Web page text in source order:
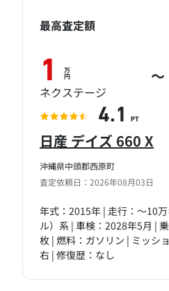
沖縄県中頭郡西原町
査定依頼日：2026年08月03日
日産 デイズ 660 X
年式：2015年 | 走行：～10
ル）系 | 車検：2028年5月 |
枚 | 燃料：ガソリン | ミッシ
右 | 修復歴：なし
最高査定額
1 万
円 ～
ネクステージ
4.1 PT